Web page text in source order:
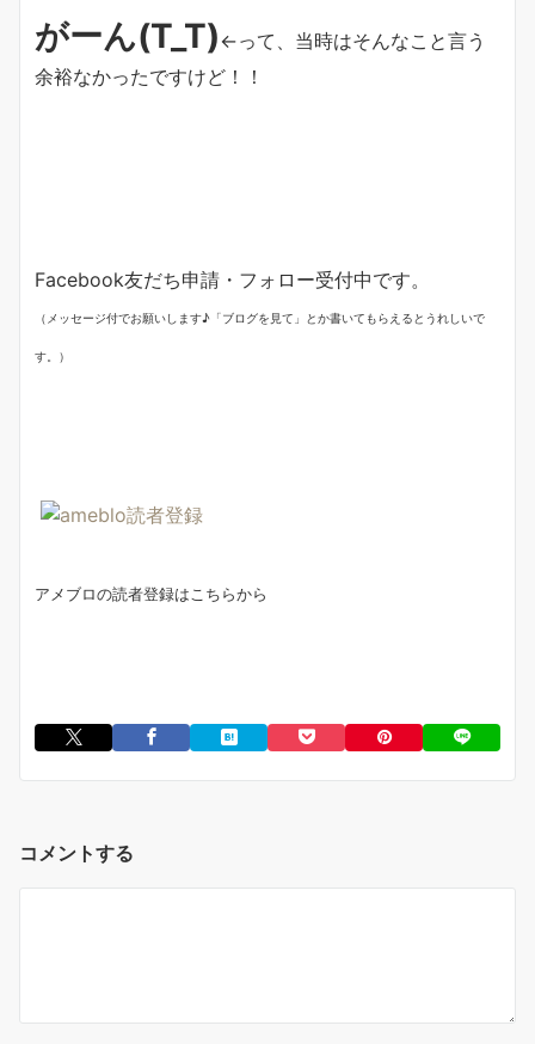
がーん(T_T)←って、当時はそんなこと言う
余裕なかったですけど！！
Facebook友だち申請・フォロー受付中です。
（メッセージ付でお願いします♪「ブログを見て」とか書いてもらえるとうれしいで
す。）
アメブロの読者登録はこちらから
コメントする